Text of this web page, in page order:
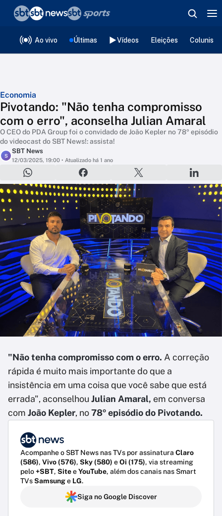
Ao vivo Últimas Vídeos Eleições
Economia
Pivotando: "Não tenha compromisso
com o erro", aconselha Julian Amaral
O CEO do PDA Group foi o convidado de João Kepler no 78º episódio
do videocast do SBT News!: assista!
S
SBT News
12/03/2025, 19:00 • Atualizado há 1 ano
"Não tenha compromisso com o erro. A correção
rápida é muito mais importante do que a
insistência em uma coisa que você sabe que está
errada", aconselhou Julian Amaral, em conversa
com João Kepler, no78º episódio do Pivotando.
Acompanhe o SBT News nas TVs por assinatura Claro
(586), Vivo (576), Sky (580) eOi (175), via streaming
pelo+SBT, SiteeYouTube, além dos canais nas Smart
TVsSamsunge LG.
Siga no Google Discover
❮voltar
Editorias